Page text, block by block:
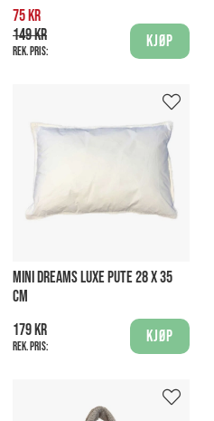
75 kr
149 kr
Rek. pris:
Kjøp
MINI DREAMS LUXE PUTE 28 X 35
CM
179 kr
Rek. pris:
Kjøp